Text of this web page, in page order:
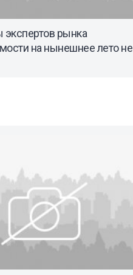
экспертов рынка
на нынешнее лето не